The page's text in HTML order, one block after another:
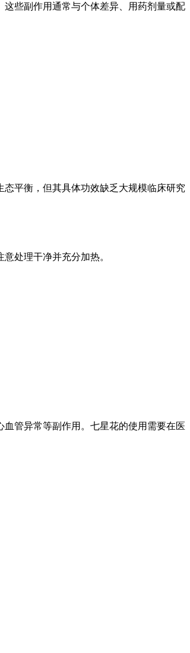
些副作用通常与个体差异、用药剂量或配
平衡，但其具体功效缺乏大规模临床研究
处理干净并充分加热。
管异常等副作用。七星花的使用需要在医